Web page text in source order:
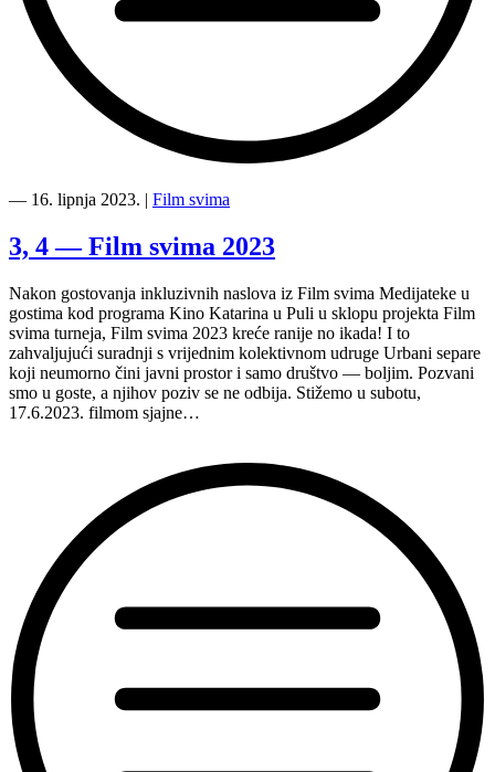
svima
na
Toboganu!”
― 16. lipnja 2023. | Film svima
3, 4 — Film svima 2023
Nakon gostovanja inkluzivnih naslova iz Film svima Medijateke u
gostima kod programa Kino Katarina u Puli u sklopu projekta Film
svima turneja, Film svima 2023 kreće ranije no ikada! I to
zahvaljujući suradnji s vrijednim kolektivnom udruge Urbani separe
koji neumorno čini javni prostor i samo društvo — boljim. Pozvani
smo u goste, a njihov poziv se ne odbija. Stižemo u subotu,
17.6.2023. filmom sjajne…